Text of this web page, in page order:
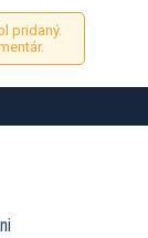
pridaný.